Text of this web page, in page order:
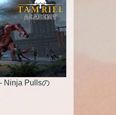
Ninja Pullsの